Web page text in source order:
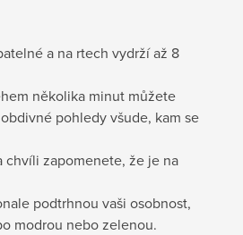
a na rtech vydrží až 8
několika minut můžete
pohledy všude, kam se
chvíli zapomenete, že je na
podtrhnou vaši osobnost,
modrou nebo zelenou.